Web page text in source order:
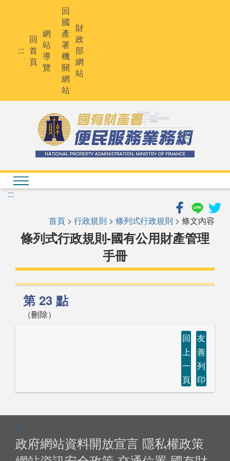
:::
回
首
頁
網
站
導
覽
回
國
產
署
機
關
網
站
財
政
部
網
站
:::
首頁 > 行政規則 > 條列式行政規則 > 條文內容
條列式行政規則-國有公用財產管理
手冊
第 23 點
（刪除）
回
上
一
頁
友
善
列
印
:::
政府網站資料開放宣言 隱私權政策